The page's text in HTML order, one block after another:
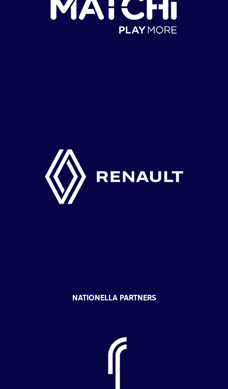
NATIONELLA PARTNERS